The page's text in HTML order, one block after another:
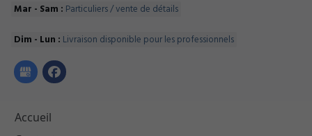
Mar - Sam : Particuliers / vente de détails
Dim - Lun : Livraison disponible pour les professionnels
Accueil